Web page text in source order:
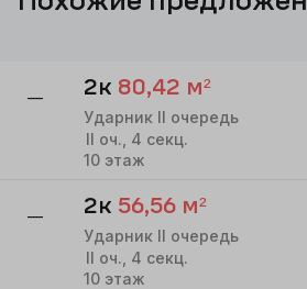
— 2к 80,42 м²
Ударник II очередь
II оч., 4 секц.
10 этаж
— 2к 56,56 м²
Ударник II очередь
II оч., 4 секц.
10 этаж